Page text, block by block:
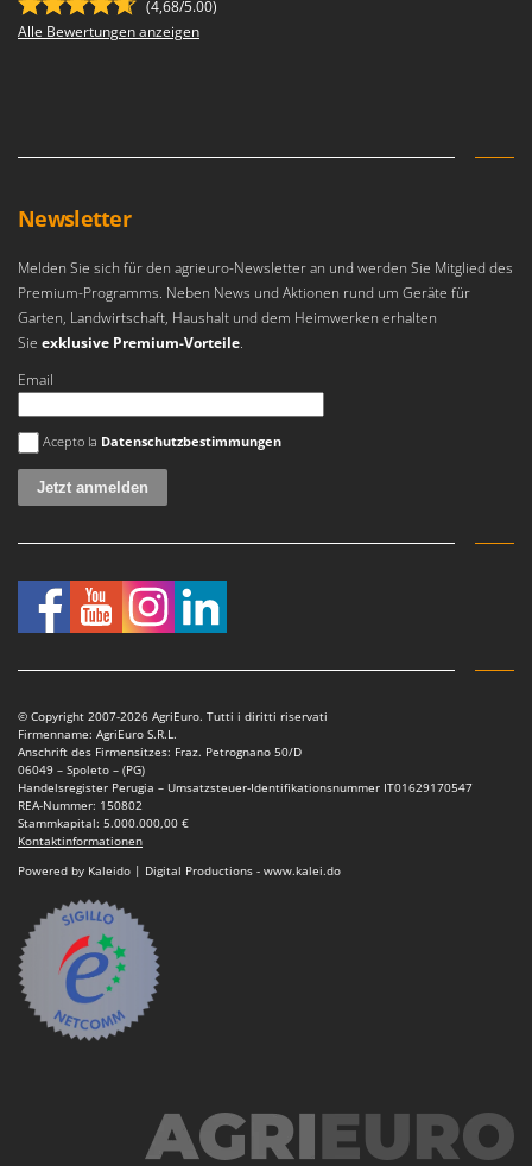
Rasentrimmer - Kantenschneider
S
Scheibenpflüge
Schneefräsen
Schneeräumer
Schrotmühlen - elektrisch
Schwader für Traktoren
Seilwinden - Motorseilwinden
Sortierer für Oliven
Sprühgeräte für Pflanzenbehandlung
Stäubegeräte für Traktor
Staubsauger - Elektrobesen
T
Teppichreiniger und Teppichbodenreiniger
Thermische und mechanische Unkrautbrenner
Tomatenpressen
Tragbare Powerstationen
Traktor-Heckenscheren mit Ausleger
U
Umfüllpumpen
Umkehrfräsen
Vertikutierer
Goodyear
Greenworks
GVS
GYS
H
Hailo
HiKOKI
Honda
I
Idromatic
Il-Tec
Imperia
Intex
Iseki
Italyco
ITM
JOLLY ITALIA
K
KAAZ
Karcher
Kasco
(4,68/5.00)
Alle Bewertungen anzeigen
Newsletter
Melden Sie sich für den agrieuro-Newsletter an und werden Sie Mitglied des
Premium-Programms. Neben News und Aktionen rund um Geräte für
Garten, Landwirtschaft, Haushalt und dem Heimwerken erhalten
Sie exklusive Premium-Vorteile.
Email
Es ist ein Fehler aufgetreten
Acepto la Datenschutzbestimmungen
© Copyright 2007-2026 AgriEuro. Tutti i diritti riservati
Firmenname: AgriEuro S.R.L.
Anschrift des Firmensitzes: Fraz. Petrognano 50/D
06049 – Spoleto – (PG)
Handelsregister Perugia – Umsatzsteuer-Identifikationsnummer IT01629170547
REA-Nummer: 150802
Stammkapital: 5.000.000,00 €
Kontaktinformationen
Powered by Kaleido | Digital Productions - www.kalei.do